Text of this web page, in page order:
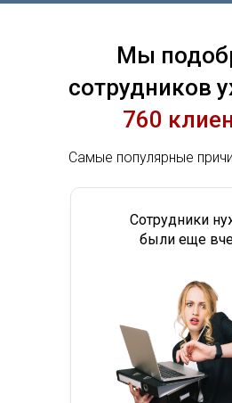
Мы
сотрудников
760
Самые популярные
Сотрудники
были еще